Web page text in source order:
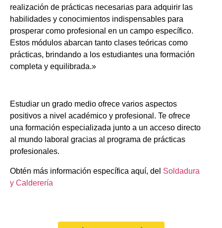
realización de prácticas necesarias para adquirir las
habilidades y conocimientos indispensables para
prosperar como profesional en un campo específico.
Estos módulos abarcan tanto clases teóricas como
prácticas, brindando a los estudiantes una formación
completa y equilibrada.»
Estudiar un grado medio ofrece varios aspectos
positivos a nivel académico y profesional. Te ofrece
una formación especializada junto a un acceso directo
al mundo laboral gracias al programa de prácticas
profesionales.
Obtén más información específica aquí, del Soldadura
y Calderería